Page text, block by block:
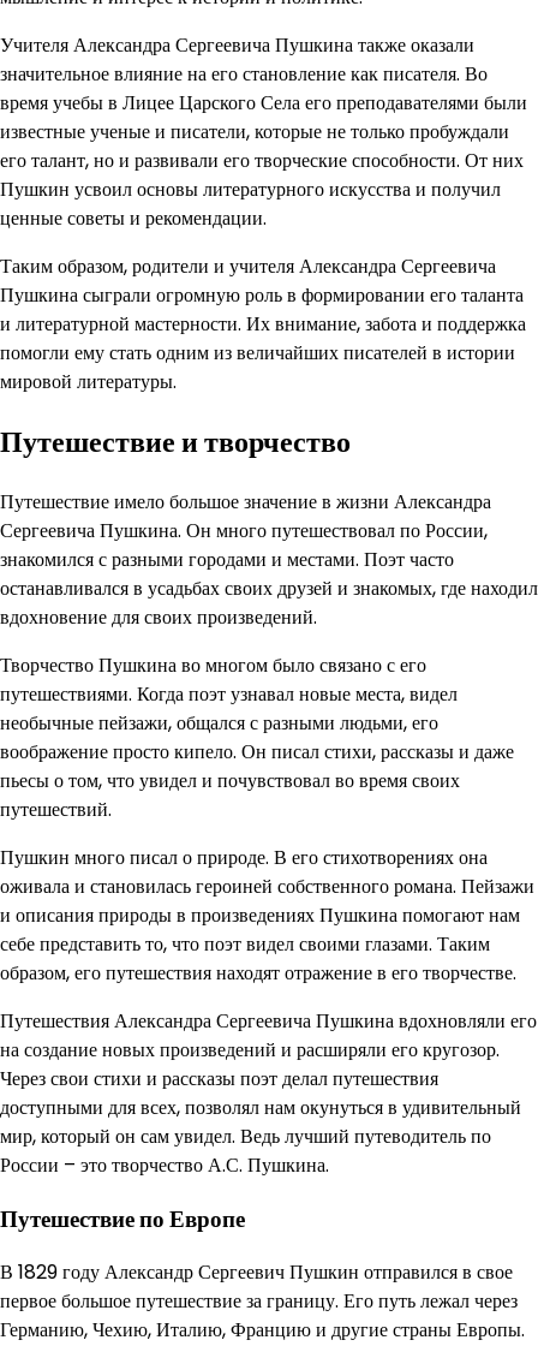
Учителя Александра Сергеевича Пушкина также оказали
значительное влияние на его становление как писателя. Во
время учебы в Лицее Царского Села его преподавателями были
известные ученые и писатели, которые не только пробуждали
его талант, но и развивали его творческие способности. От них
Пушкин усвоил основы литературного искусства и получил
ценные советы и рекомендации.
Таким образом, родители и учителя Александра Сергеевича
Пушкина сыграли огромную роль в формировании его таланта
и литературной мастерности. Их внимание, забота и поддержка
помогли ему стать одним из величайших писателей в истории
мировой литературы.
Путешествие и творчество
Путешествие имело большое значение в жизни Александра
Сергеевича Пушкина. Он много путешествовал по России,
знакомился с разными городами и местами. Поэт часто
останавливался в усадьбах своих друзей и знакомых, где находил
вдохновение для своих произведений.
Творчество Пушкина во многом было связано с его
путешествиями. Когда поэт узнавал новые места, видел
необычные пейзажи, общался с разными людьми, его
воображение просто кипело. Он писал стихи, рассказы и даже
пьесы о том, что увидел и почувствовал во время своих
путешествий.
Пушкин много писал о природе. В его стихотворениях она
оживала и становилась героиней собственного романа. Пейзажи
и описания природы в произведениях Пушкина помогают нам
себе представить то, что поэт видел своими глазами. Таким
образом, его путешествия находят отражение в его творчестве.
Путешествия Александра Сергеевича Пушкина вдохновляли его
на создание новых произведений и расширяли его кругозор.
Через свои стихи и рассказы поэт делал путешествия
доступными для всех, позволял нам окунуться в удивительный
мир, который он сам увидел. Ведь лучший путеводитель по
России – это творчество А.С. Пушкина.
Путешествие по Европе
В 1829 году Александр Сергеевич Пушкин отправился в свое
первое большое путешествие за границу. Его путь лежал через
Германию, Чехию, Италию, Францию и другие страны Европы.